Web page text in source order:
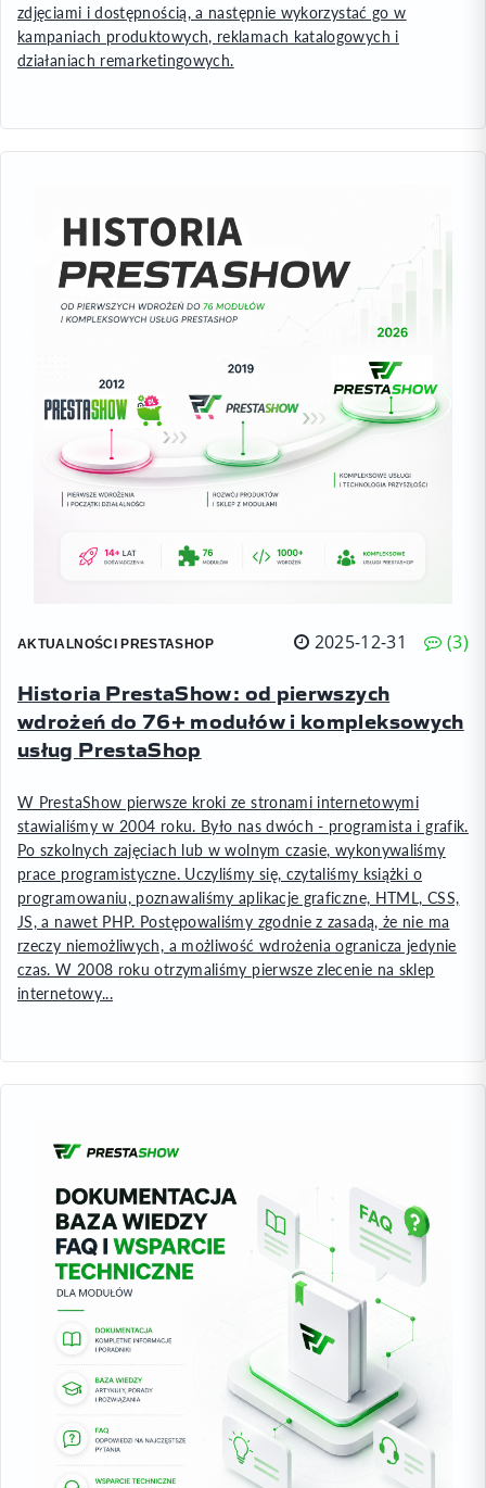
zdjęciami i dostępnością, a następnie wykorzystać go w
kampaniach produktowych, reklamach katalogowych i
działaniach remarketingowych.
AKTUALNOŚCI PRESTASHOP 2025-12-31 3
Historia PrestaShow: od pierwszych
wdrożeń do 76+ modułów i kompleksowych
usług PrestaShop
W PrestaShow pierwsze kroki ze stronami internetowymi
stawialiśmy w 2004 roku. Było nas dwóch - programista i grafik.
Po szkolnych zajęciach lub w wolnym czasie, wykonywaliśmy
prace programistyczne. Uczyliśmy się, czytaliśmy książki o
programowaniu, poznawaliśmy aplikacje graficzne, HTML, CSS,
JS, a nawet PHP. Postępowaliśmy zgodnie z zasadą, że nie ma
rzeczy niemożliwych, a możliwość wdrożenia ogranicza jedynie
czas. W 2008 roku otrzymaliśmy pierwsze zlecenie na sklep
internetowy...